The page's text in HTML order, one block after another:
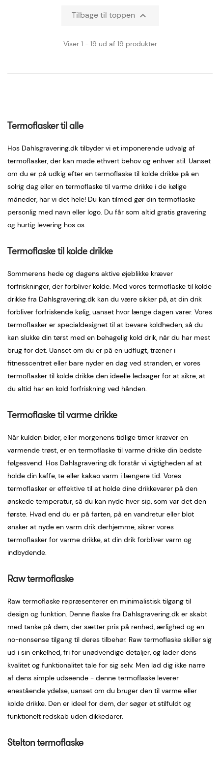
Tilbage til toppen 
Viser 1 - 19 ud af 19 produkter
Termoflasker til alle
Hos Dahlsgravering.dk tilbyder vi et imponerende udvalg af
termoflasker, der kan møde ethvert behov og enhver stil. Uanset
om du er på udkig efter en termoflaske til kolde drikke på en
solrig dag eller en termoflaske til varme drikke i de kølige
måneder, har vi det hele! Du kan tilmed gør din termoflaske
personlig med navn eller logo. Du får som altid gratis gravering
og hurtig levering hos os.
Termoflaske til kolde drikke
Sommerens hede og dagens aktive øjeblikke kræver
forfriskninger, der forbliver kolde. Med vores termoflaske til kolde
drikke fra Dahlsgravering.dk kan du være sikker på, at din drik
forbliver forfriskende kølig, uanset hvor længe dagen varer. Vores
termoflasker er specialdesignet til at bevare koldheden, så du
kan slukke din tørst med en behagelig kold drik, når du har mest
brug for det. Uanset om du er på en udflugt, træner i
fitnesscentret eller bare nyder en dag ved stranden, er vores
termoflasker til kolde drikke den ideelle ledsager for at sikre, at
du altid har en kold forfriskning ved hånden.
Termoflaske til varme drikke
Når kulden bider, eller morgenens tidlige timer kræver en
varmende trøst, er en termoflaske til varme drikke din bedste
følgesvend. Hos Dahlsgravering.dk forstår vi vigtigheden af at
holde din kaffe, te eller kakao varm i længere tid. Vores
termoflasker er effektive til at holde dine drikkevarer på den
ønskede temperatur, så du kan nyde hver sip, som var det den
første. Hvad end du er på farten, på en vandretur eller blot
ønsker at nyde en varm drik derhjemme, sikrer vores
termoflasker for varme drikke, at din drik forbliver varm og
indbydende.
Raw termoflaske
Raw termoflaske repræsenterer en minimalistisk tilgang til
design og funktion. Denne flaske fra Dahlsgravering.dk er skabt
med tanke på dem, der sætter pris på renhed, ærlighed og en
no-nonsense tilgang til deres tilbehør. Raw termoflaske skiller sig
ud i sin enkelhed, fri for unødvendige detaljer, og lader dens
kvalitet og funktionalitet tale for sig selv. Men lad dig ikke narre
af dens simple udseende - denne termoflaske leverer
enestående ydelse, uanset om du bruger den til varme eller
kolde drikke. Den er ideel for dem, der søger et stilfuldt og
funktionelt redskab uden dikkedarer.
Stelton termoflaske